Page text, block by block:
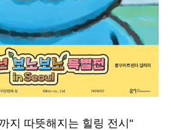
지 따뜻해지는 힐링 전시"